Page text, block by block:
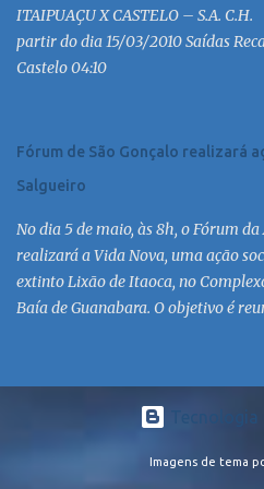
MC 18:30 MC 19:30 MC 20:30 MC
MC 9:30 MC 10:30 MC 11:30 MC
MC 16:30 MC 17:30 MC 18:30 MC
ITAIPUAÇU X CASTELO –
partir do dia 15/03/2010
Castelo 04:10
Fórum de São Gonçalo realizará
Salgueiro
No dia 5 de maio, às 8h, o Fórum da
realizará a Vida Nova, uma ação
extinto Lixão de Itaoca, no
Baía de Guanabara. O objetivo é
participação de ONGs locais e da
interessados em participar, basta
sexta. Mais informações também
Imagens de tema